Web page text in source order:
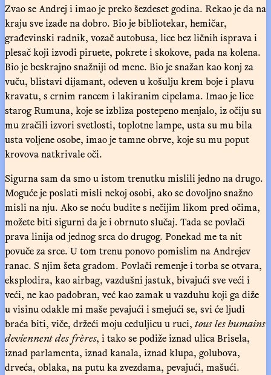
Zvao se Andrej i imao je preko šezdeset godina. Rekao je da na
kraju sve izađe na dobro. Bio je bibliotekar, hemičar,
građevinski radnik, vozač autobusa, lice bez ličnih isprava i
plesač koji izvodi piruete, pokrete i skokove, pada na kolena.
Bio je beskrajno snažniji od mene. Bio je snažan kao konj za
vuču, blistavi dijamant, odeven u košulju krem boje i plavu
kravatu, s crnim rancem i lakiranim cipelama. Imao je lice
starog Rumuna, koje se izbliza postepeno menjalo, iz očiju su
mu zračili izvori svetlosti, toplotne lampe, usta su mu bila
usta voljene osobe, imao je tamne obrve, koje su mu poput
krovova natkrivale oči.
Sigurna sam da smo u istom trenutku mislili jedno na drugo.
Moguće je poslati misli nekoj osobi, ako se dovoljno snažno
misli na nju. Ako se noću budite s nečijim likom pred očima,
možete biti sigurni da je i obrnuto slučaj. Tada se povlači
prava linija od jednog srca do drugog. Ponekad me ta nit
povuče za srce. U tom trenu ponovo pomislim na Andrejev
ranac. S njim šeta gradom. Povlači remenje i torba se otvara,
eksplodira, kao airbag, vazdušni jastuk, bivajući sve veći i
veći, ne kao padobran, već kao zamak u vazduhu koji ga diže
u visinu odakle mi maše pevajući i smejući se, svi će ljudi
braća biti, viče, držeći moju ceduljicu u ruci, tous les humains
deviennent des frères, i tako se podiže iznad ulica Brisela,
iznad parlamenta, iznad kanala, iznad klupa, golubova,
drveća, oblaka, na putu ka zvezdama, pevajući, mašući.